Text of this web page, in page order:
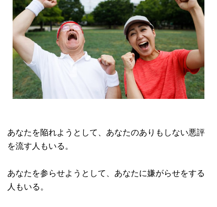
あなたを陥れようとして、あなたのありもしない悪評
を流す人もいる。
あなたを参らせようとして、あなたに嫌がらせをする
人もいる。